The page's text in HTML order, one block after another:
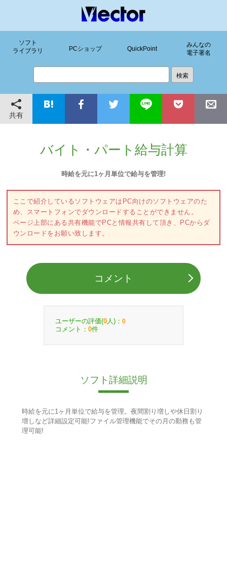
ソフト
ライブラリ
PCショップ QuickPoint
みんなの
電子署名
共有
バイト・パート給与計算
時給を元に1ヶ月単位で給与を管理!
ここで紹介しているソフトウェアはPC向けのソフトウェアのた
め、スマートフォンでダウンロードすることができません。
ページ上部にある共有機能でPCと情報共有して頂き、PCからダ
ウンロードをお願い致します。
コメント
ユーザーの評価(0 人)： 0
コメント： 0件
ソフト詳細説明
時給を元に1ヶ月単位で給与を管理。夜間割り増しや休日割り
増しなど詳細設定可能!ファイル管理機能でその月の勤務も管
理可能!